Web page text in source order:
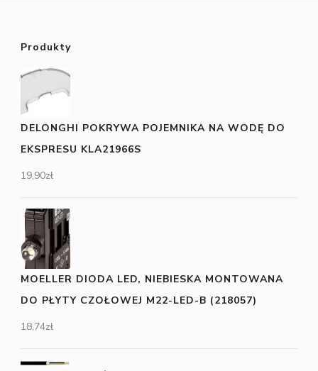
Produkty
DELONGHI POKRYWA POJEMNIKA NA WODĘ DO
EKSPRESU KLA21966S
19,90zł
MOELLER DIODA LED, NIEBIESKA MONTOWANA
DO PŁYTY CZOŁOWEJ M22-LED-B (218057)
18,74zł